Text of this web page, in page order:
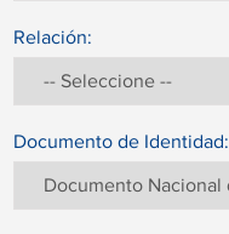
Relación:
Documento de Identidad: